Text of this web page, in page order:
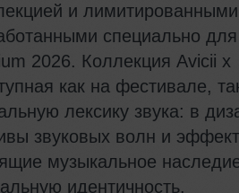
и лимитированными
специально для
2026. Коллекция Avicii x
как на фестивале,
лексику звука: в
звуковых волн и
музыкальное
идентичность.